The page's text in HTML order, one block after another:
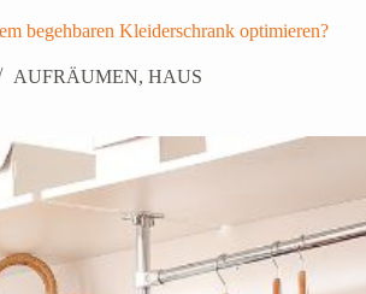
begehbaren Kleiderschrank optimieren?
AUFRÄUMEN, HAUS